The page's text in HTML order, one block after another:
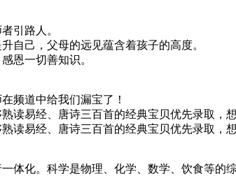
引路人。
自己，父母的远见蕴含着孩子的高度。
恩一切善知识。
频道中给我们漏宝了！
读易经、唐诗三百首的经典宝贝优先录取，
读易经、唐诗三百首的经典宝贝优先录取，
体化。科学是物理、化学、数学、饮食等的综